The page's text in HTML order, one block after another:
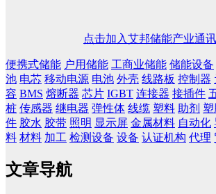
点击加入艾邦储能产业通
便携式储能 户用储能 工商业储能 储能设备
池 电芯 移动电源 电池 外壳 线路板 控制器
容 BMS 熔断器 芯片 IGBT 连接器 接插件
桩 传感器 继电器 弹性体 线缆 塑料 助剂
件 胶水 胶带 照明 显示屏 金属材料 自动化
料 材料 加工 检测设备 设备 认证机构 代理
文章导航